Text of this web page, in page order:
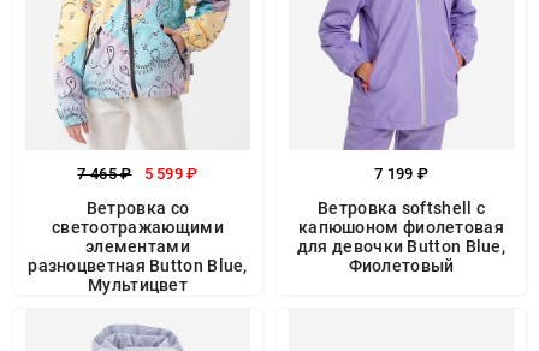
7 465 ₽ 5 599 ₽
Ветровка со
светоотражающими
элементами
разноцветная Button Blue,
Мультицвет
7 199 ₽
Ветровка softshell с
капюшоном фиолетовая
для девочки Button Blue,
Фиолетовый